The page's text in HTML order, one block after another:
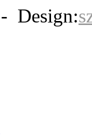
- Design: